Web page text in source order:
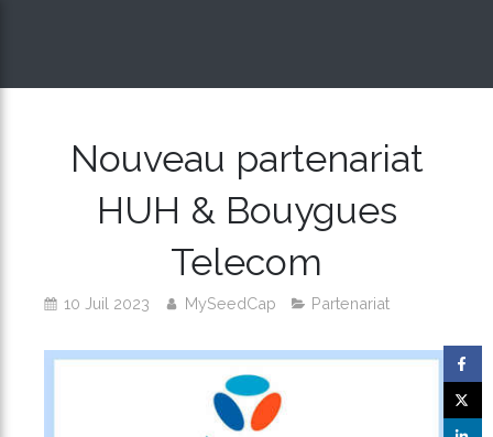
Nouveau partenariat
HUH & Bouygues
Telecom
10 Juil 2023 MySeedCap Partenariat